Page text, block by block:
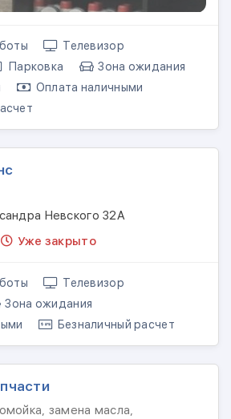
Телевизор
Парковка
Зона ожидания
Оплата наличными
Невского 32А
Уже закрыто
Телевизор
Зона ожидания
Безналичный расчет
замена масла,